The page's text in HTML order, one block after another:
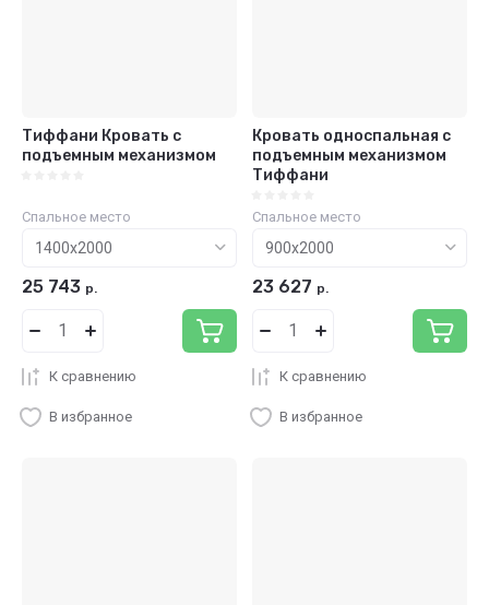
Тиффани Кровать с
подъемным механизмом
Спальное место
25 743 р.
К сравнению
В избранное
Кровать односпальная с
подъемным механизмом
Тиффани
Спальное место
23 627 р.
К сравнению
В избранное